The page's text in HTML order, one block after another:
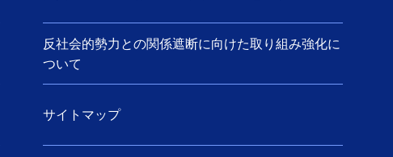
反社会的勢力との関係遮断に向けた取り組み強化に
ついて
サイトマップ